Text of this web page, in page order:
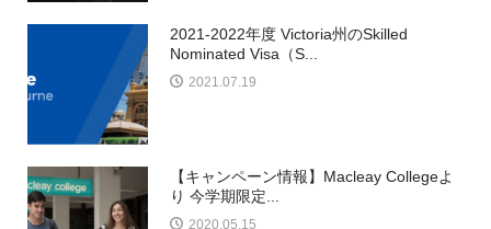
2021-2022年度 Victoria州のSkilled
Nominated Visa（S...
2021.07.19
【キャンペーン情報】Macleay Collegeよ
り 今学期限定...
2020.05.15
電話 日本からの電話